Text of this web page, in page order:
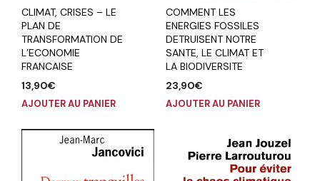
CLIMAT, CRISES – LE
PLAN DE
TRANSFORMATION DE
L’ECONOMIE
FRANCAISE
13,90€
AJOUTER AU PANIER
COMMENT LES
ENERGIES FOSSILES
DETRUISENT NOTRE
SANTE, LE CLIMAT ET
LA BIODIVERSITE
23,90€
AJOUTER AU PANIER